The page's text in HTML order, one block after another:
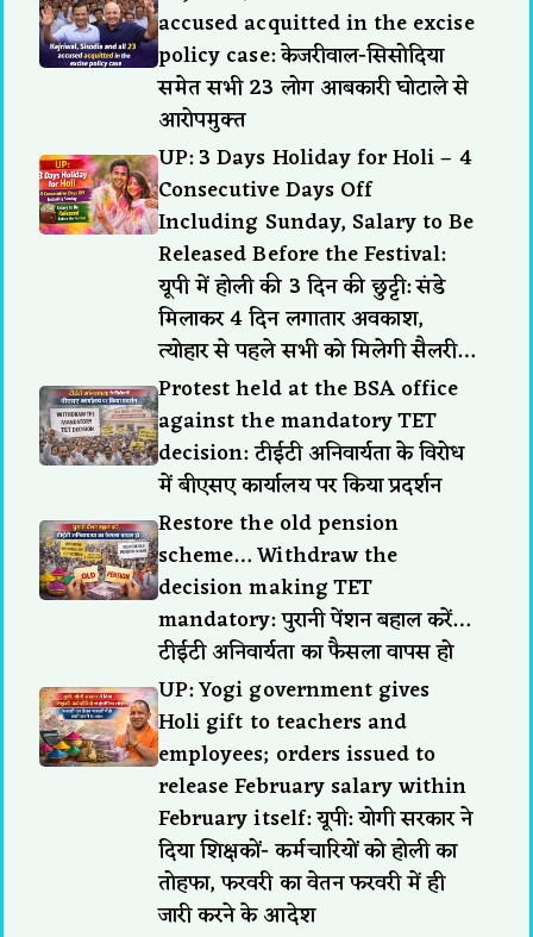
accused acquitted in the excise
policy case: केजरीवाल-सिसोदिया
समेत सभी 23 लोग आबकारी घोटाले से
आरोपमुक्त
UP: 3 Days Holiday for Holi – 4
Consecutive Days Off
Including Sunday, Salary to Be
Released Before the Festival:
यूपी में होली की 3 दिन की छुट्टी: संडे
मिलाकर 4 दिन लगातार अवकाश,
त्योहार से पहले सभी को मिलेगी सैलरी…
Protest held at the BSA office
against the mandatory TET
decision: टीईटी अनिवार्यता के विरोध
में बीएसए कार्यालय पर किया प्रदर्शन
Restore the old pension
scheme… Withdraw the
decision making TET
mandatory: पुरानी पेंशन बहाल करें…
टीईटी अनिवार्यता का फैसला वापस हो
UP: Yogi government gives
Holi gift to teachers and
employees; orders issued to
release February salary within
February itself: यूपी: योगी सरकार ने
दिया शिक्षकों- कर्मचारियों को होली का
तोहफा, फरवरी का वेतन फरवरी में ही
जारी करने के आदेश